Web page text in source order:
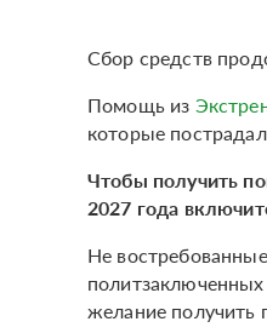
Сбор средств
Помощь из
которые
Чтобы получить
2027 года
Не
желание получить